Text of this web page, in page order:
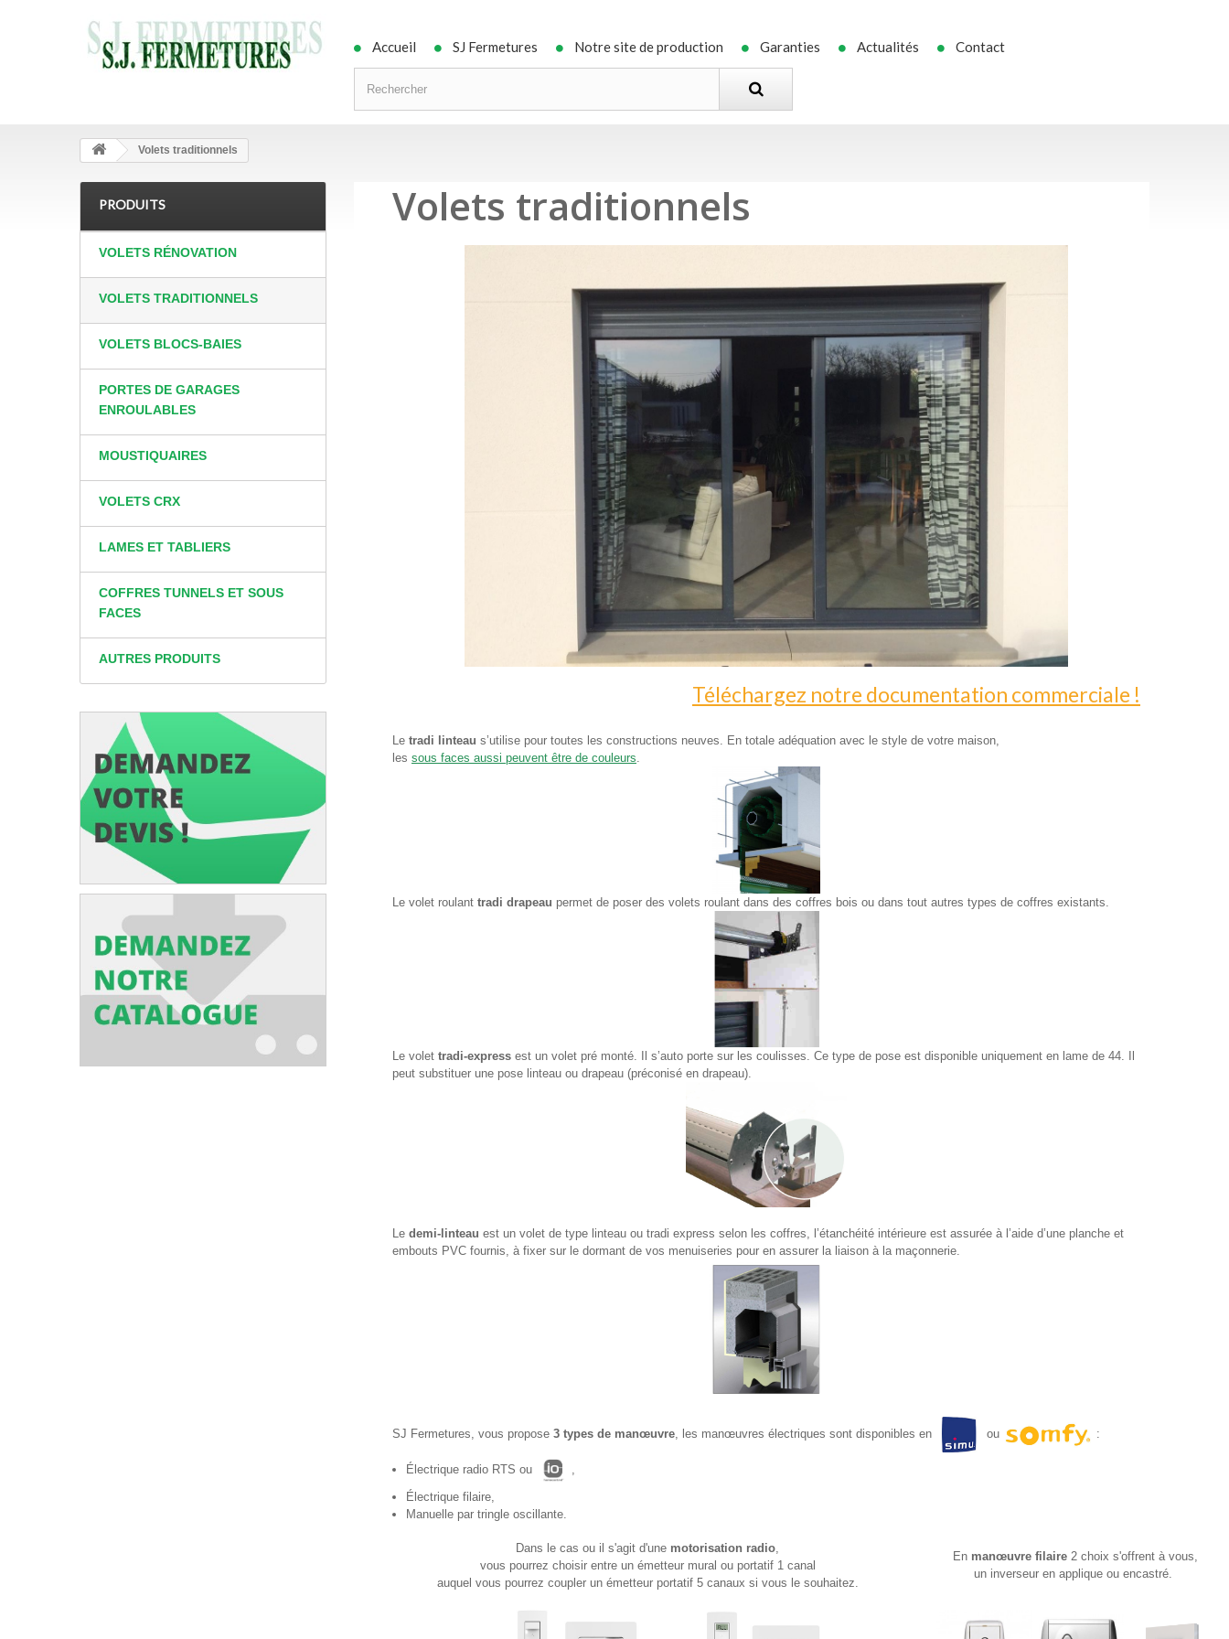
Accueil SJ Fermetures Notre site de production Garanties Actualités Contact
Volets traditionnels
PRODUITS
VOLETS RÉNOVATION
VOLETS TRADITIONNELS
VOLETS BLOCS-BAIES
PORTES DE GARAGES
ENROULABLES
MOUSTIQUAIRES
VOLETS CRX
LAMES ET TABLIERS
COFFRES TUNNELS ET SOUS
FACES
AUTRES PRODUITS
Volets traditionnels
Téléchargez notre documentation commerciale !
Le tradi linteau s’utilise pour toutes les constructions neuves. En totale adéquation avec le style de votre maison,
les sous faces aussi peuvent être de couleurs.
Le volet roulant tradi drapeau permet de poser des volets roulant dans des coffres bois ou dans tout autres types de coffres existants.
Le volet tradi-express est un volet pré monté. Il s’auto porte sur les coulisses. Ce type de pose est disponible uniquement en lame de 44. Il
peut substituer une pose linteau ou drapeau (préconisé en drapeau).
Le demi-linteau est un volet de type linteau ou tradi express selon les coffres, l’étanchéité intérieure est assurée à l’aide d’une planche et
embouts PVC fournis, à fixer sur le dormant de vos menuiseries pour en assurer la liaison à la maçonnerie.
SJ Fermetures, vous propose 3 types de manœuvre , les manœuvres électriques sont disponibles en ou :
Électrique radio RTS ou
Électrique filaire,
Manuelle par tringle oscillante.
Dans le cas ou il s'agit d'une motorisation radio,
vous pourrez choisir entre un émetteur mural ou portatif 1 canal
auquel vous pourrez coupler un émetteur portatif 5 canaux si vous le souhaitez.
En manœuvre filaire2 choix s'offrent à vous,
un inverseur en applique ou encastré.